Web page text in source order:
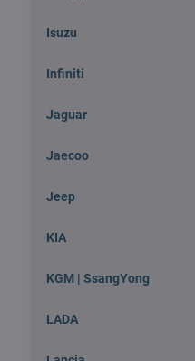
Isuzu
Infiniti
Jaguar
Jaecoo
Jeep
KIA
KGM | SsangYong
LADA